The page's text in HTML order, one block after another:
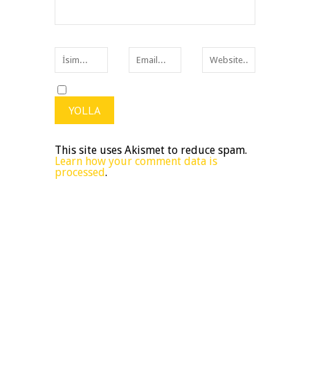
This site uses Akismet to reduce spam.
Learn how your comment data is
processed.